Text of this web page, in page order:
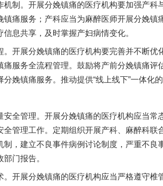
。开展分娩镇痛的医疗机构要加强产科
痛服务；产科应当为麻醉医师开展分娩
息共享，及时掌握产妇病情变化。
展分娩镇痛的医疗机构要完善并不断优
服务全流程管理。鼓励将产前分娩镇痛评
娩镇痛服务。推动提供“线上线下”一体化
管理。开展分娩镇痛的医疗机构应当常
管理工作。定期组织开展产科、麻醉科联
，建立不良事件病例讨论制度，严重不
门报告。
展分娩镇痛的医疗机构应当严格遵守椎